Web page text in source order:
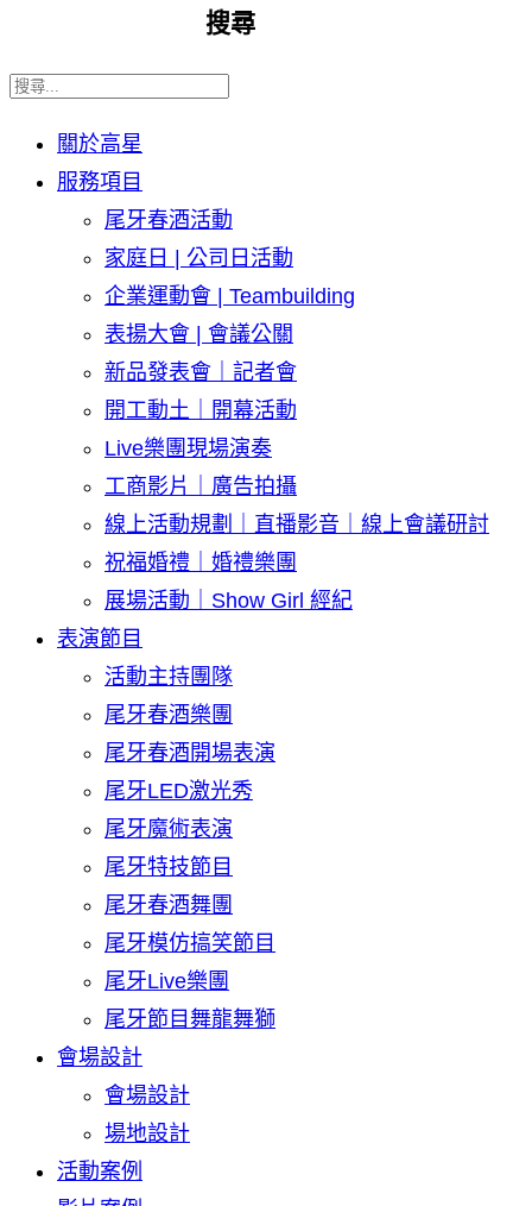
搜尋
關於高星
服務項目
尾牙春酒活動
家庭日 | 公司日活動
企業運動會 | Teambuilding
表揚大會 | 會議公關
新品發表會｜記者會
開工動土｜開幕活動
Live樂團現場演奏
工商影片｜廣告拍攝
線上活動規劃｜直播影音｜線上會議研討
祝福婚禮｜婚禮樂團
展場活動｜Show Girl 經紀
表演節目
活動主持團隊
尾牙春酒樂團
尾牙春酒開場表演
尾牙LED激光秀
尾牙魔術表演
尾牙特技節目
尾牙春酒舞團
尾牙模仿搞笑節目
尾牙Live樂團
尾牙節目舞龍舞獅
會場設計
會場設計
場地設計
活動案例